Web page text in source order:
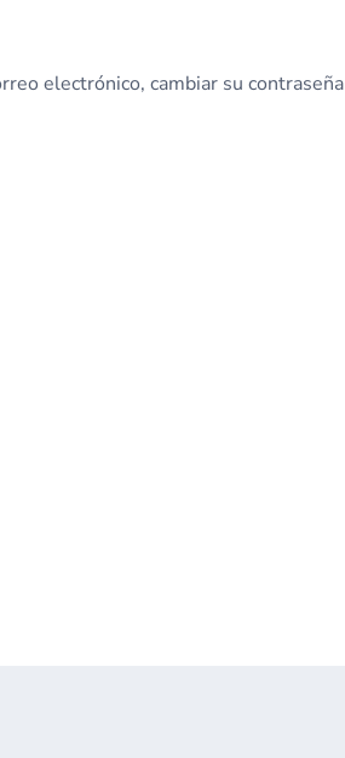
electrónico, cambiar su contraseña